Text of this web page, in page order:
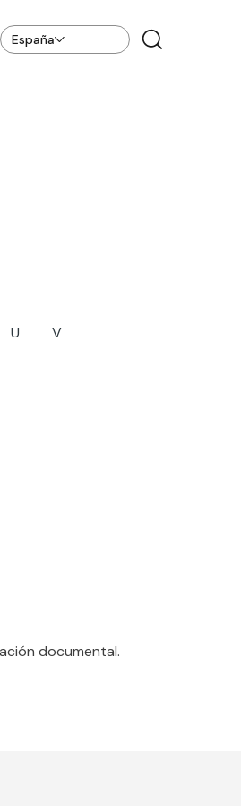
España
U
V
documental.